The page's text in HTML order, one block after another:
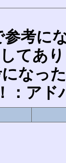
考に
してあ
なっ
アド